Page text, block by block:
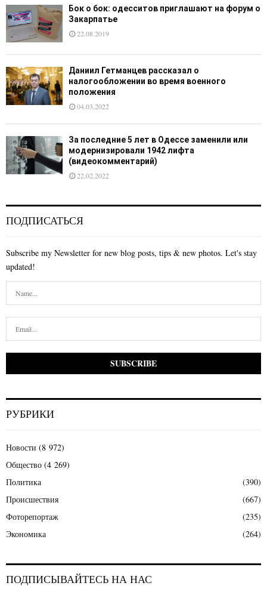
Бок о бок: одесситов приглашают на форум о
Закарпатье
22.08.2019
Даниил Гетманцев рассказал о
налогообложении во время военного
положения
04.03.2022
За последние 5 лет в Одессе заменили или
модернизировали 1942 лифта
(видеокомментарий)
22.02.2022
ПОДПИСАТЬСЯ
Subscribe my Newsletter for new blog posts, tips & new photos. Let's stay
updated!
РУБРИКИ
Новости (8 972)
Общество (4 269)
Политика
(390)
Происшествия
(667)
Фоторепортаж
(235)
Экономика
(264)
ПОДПИСЫВАЙТЕСЬ НА НАС